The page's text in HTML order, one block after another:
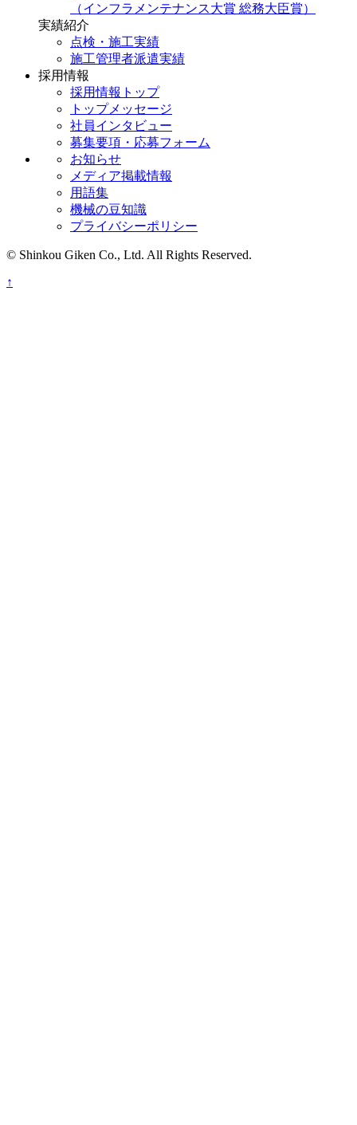
（インフラメンテナンス大賞 総務大臣賞）
実績紹介
点検・施工実績
施工管理者派遣実績
採用情報
採用情報トップ
トップメッセージ
社員インタビュー
募集要項・応募フォーム
お知らせ
メディア掲載情報
用語集
機械の豆知識
プライバシーポリシー
© Shinkou Giken Co., Ltd. All Rights Reserved.
↑